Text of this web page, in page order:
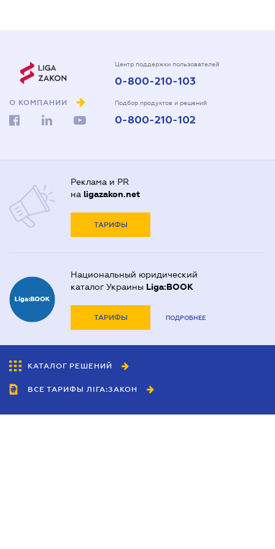
О КОМПАНИИ
Центр поддержки пользователей
0-800-210-103
Подбор продуктов и решений
0-800-210-102
Реклама и PR
на ligazakon.net
ТАРИФЫ
Национальный юридический
каталог Украины Liga:BOOK
ТАРИФЫ ПОДРОБНЕЕ
КАТАЛОГ РЕШЕНИЙ
ВСЕ ТАРИФЫ ЛІГА:ЗАКОН